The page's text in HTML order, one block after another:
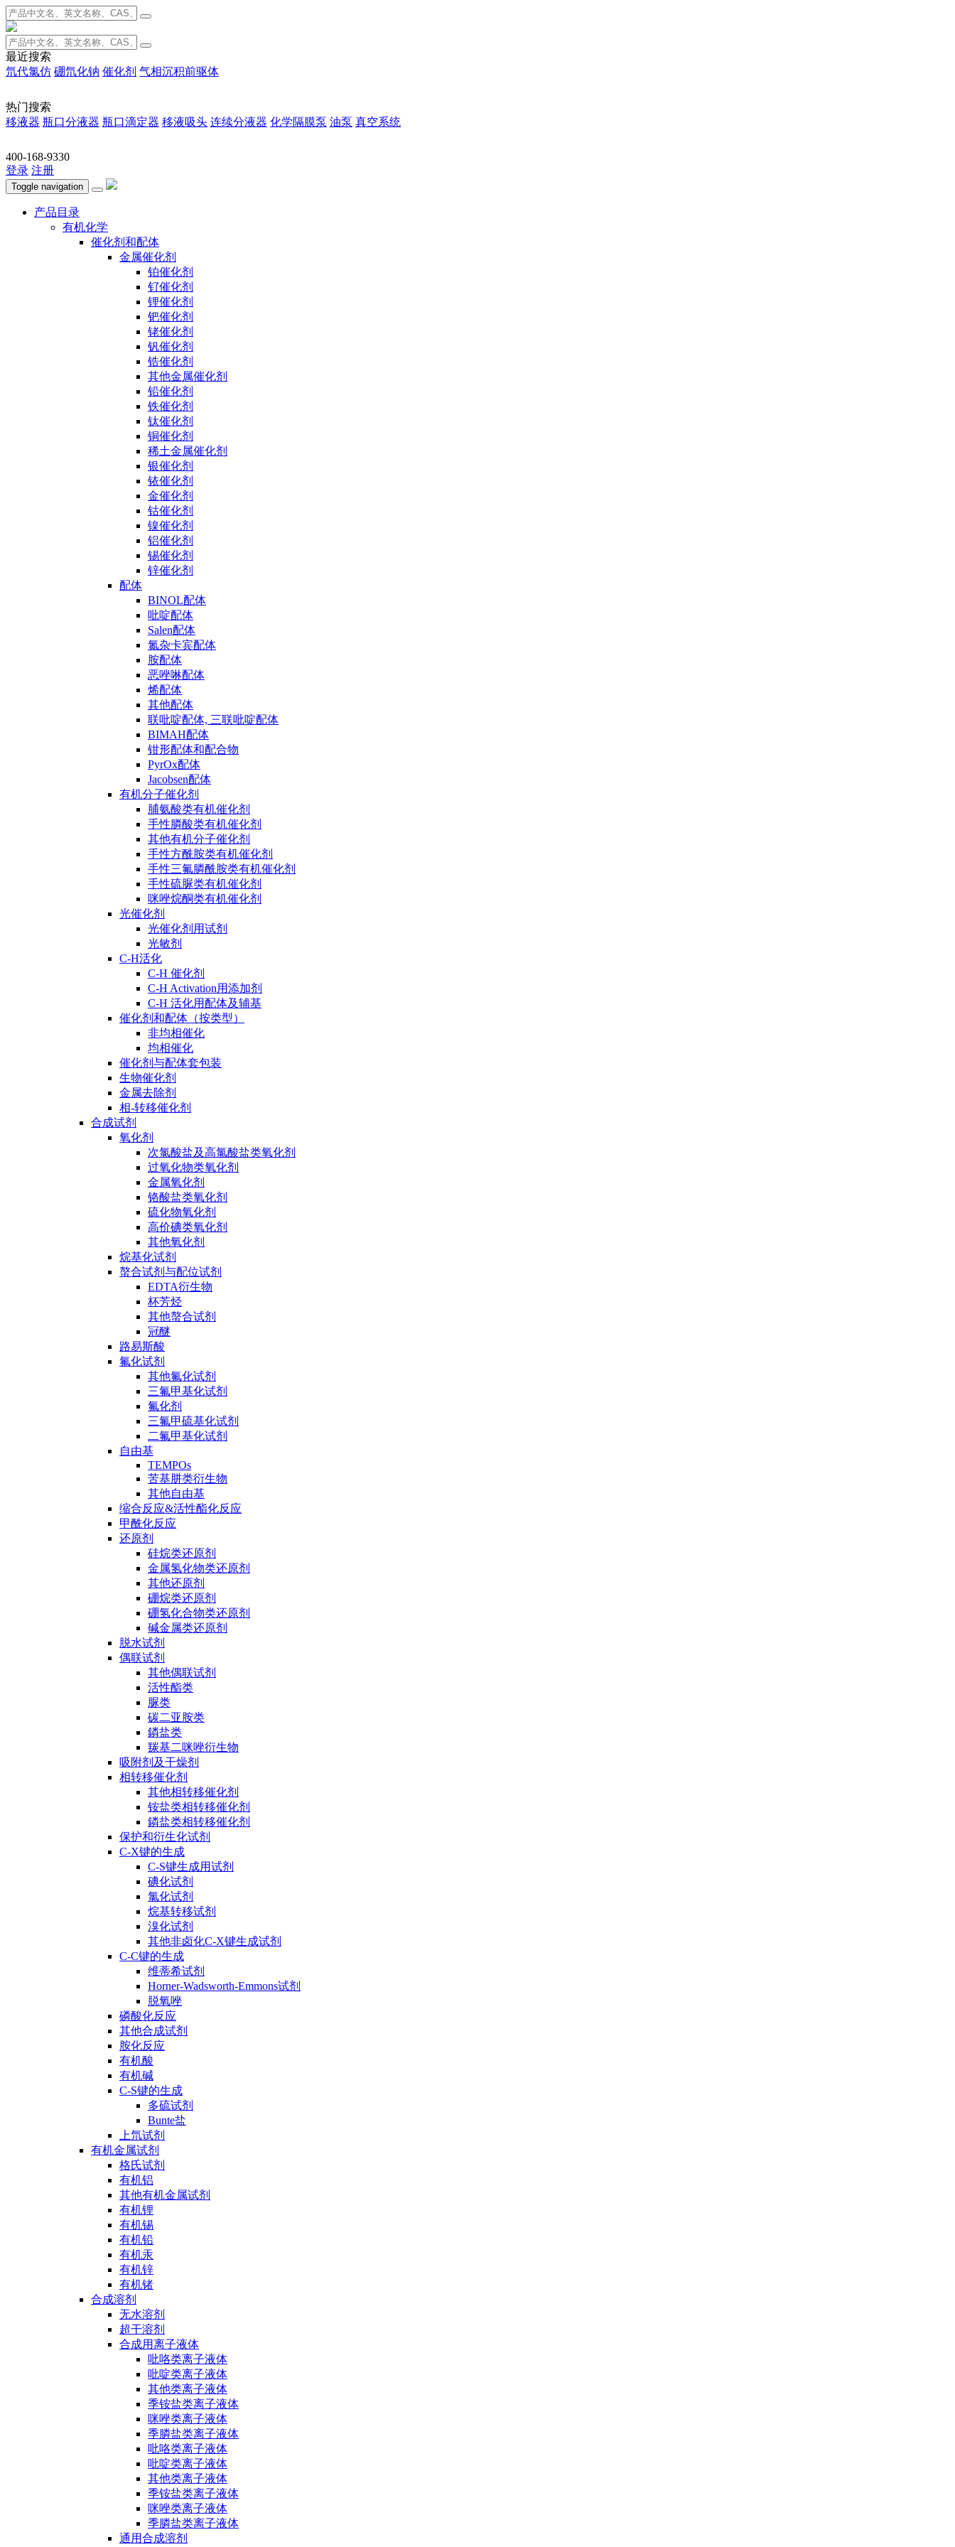
最近搜索
氘代氯仿 硼氘化钠 催化剂 气相沉积前驱体
热门搜索
移液器 瓶口分液器 瓶口滴定器 移液吸头 连续分液器 化学隔膜泵 油泵 真空系统
400-168-9330
登录 注册
Toggle navigation
产品目录
有机化学
催化剂和配体
金属催化剂
铂催化剂
钌催化剂
锂催化剂
钯催化剂
铑催化剂
钒催化剂
锆催化剂
其他金属催化剂
铅催化剂
铁催化剂
钛催化剂
铜催化剂
稀土金属催化剂
银催化剂
铱催化剂
金催化剂
钴催化剂
镍催化剂
铝催化剂
锡催化剂
锌催化剂
配体
BINOL配体
吡啶配体
Salen配体
氮杂卡宾配体
胺配体
恶唑啉配体
烯配体
其他配体
联吡啶配体, 三联吡啶配体
BIMAH配体
钳形配体和配合物
PyrOx配体
Jacobsen配体
有机分子催化剂
脯氨酸类有机催化剂
手性膦酸类有机催化剂
其他有机分子催化剂
手性方酰胺类有机催化剂
手性三氟膦酰胺类有机催化剂
手性硫脲类有机催化剂
咪唑烷酮类有机催化剂
光催化剂
光催化剂用试剂
光敏剂
C-H活化
C-H 催化剂
C-H Activation用添加剂
C-H 活化用配体及辅基
催化剂和配体（按类型）
非均相催化
均相催化
催化剂与配体套包装
生物催化剂
金属去除剂
相-转移催化剂
合成试剂
氧化剂
次氯酸盐及高氯酸盐类氧化剂
过氧化物类氧化剂
金属氧化剂
铬酸盐类氧化剂
硫化物氧化剂
高价碘类氧化剂
其他氧化剂
烷基化试剂
螯合试剂与配位试剂
EDTA衍生物
杯芳烃
其他螯合试剂
冠醚
路易斯酸
氟化试剂
其他氟化试剂
三氟甲基化试剂
氟化剂
三氟甲硫基化试剂
二氟甲基化试剂
自由基
TEMPOs
苦基肼类衍生物
其他自由基
缩合反应&活性酯化反应
甲酰化反应
还原剂
硅烷类还原剂
金属氢化物类还原剂
其他还原剂
硼烷类还原剂
硼氢化合物类还原剂
碱金属类还原剂
脱水试剂
偶联试剂
其他偶联试剂
活性酯类
脲类
碳二亚胺类
鏻盐类
羰基二咪唑衍生物
吸附剂及干燥剂
相转移催化剂
其他相转移催化剂
铵盐类相转移催化剂
鏻盐类相转移催化剂
保护和衍生化试剂
C-X键的生成
C-S键生成用试剂
碘化试剂
氯化试剂
烷基转移试剂
溴化试剂
其他非卤化C-X键生成试剂
C-C键的生成
维蒂希试剂
Horner-Wadsworth-Emmons试剂
脱氧唑
磷酸化反应
其他合成试剂
胺化反应
有机酸
有机碱
C-S键的生成
多硫试剂
Bunte盐
上氘试剂
有机金属试剂
格氏试剂
有机铝
其他有机金属试剂
有机锂
有机锡
有机铅
有机汞
有机锌
有机锗
合成溶剂
无水溶剂
超干溶剂
合成用离子液体
吡咯类离子液体
吡啶类离子液体
其他类离子液体
季铵盐类离子液体
咪唑类离子液体
季膦盐类离子液体
吡咯类离子液体
吡啶类离子液体
其他类离子液体
季铵盐类离子液体
咪唑类离子液体
季膦盐类离子液体
通用合成溶剂